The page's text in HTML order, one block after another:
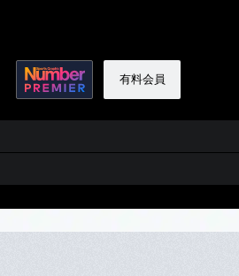
有料会員